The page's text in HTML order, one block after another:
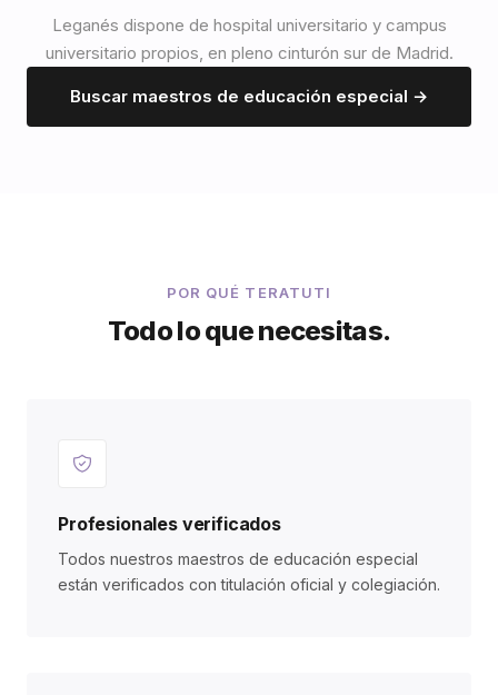
Leganés dispone de hospital universitario y campus
universitario propios, en pleno cinturón sur de Madrid.
Buscar maestros de educación especial →
POR QUÉ TERATUTI
Todo lo que necesitas.
Profesionales verificados
Todos nuestros maestros de educación especial
están verificados con titulación oficial y colegiación.